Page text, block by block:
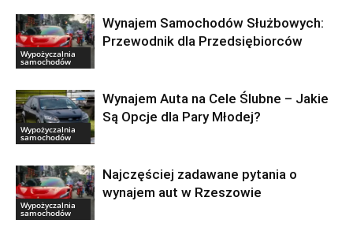
Wypożyczalnia
samochodów
Wynajem Samochodów Służbowych:
Przewodnik dla Przedsiębiorców
Wypożyczalnia
samochodów
Wynajem Auta na Cele Ślubne – Jakie
Są Opcje dla Pary Młodej?
Wypożyczalnia
samochodów
Najczęściej zadawane pytania o
wynajem aut w Rzeszowie